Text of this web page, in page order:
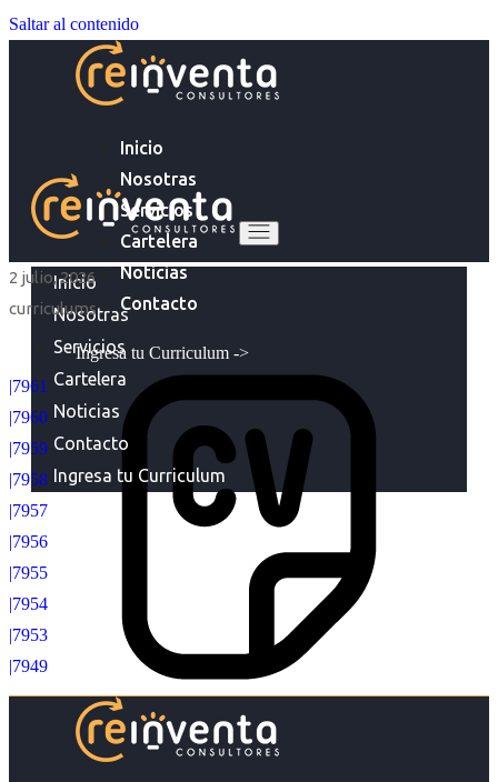
Saltar al contenido
Inicio
Nosotras
Servicios
Cartelera
Noticias
Contacto
Ingresa tu Curriculum ->
Inicio
Nosotras
Servicios
Cartelera
Noticias
Contacto
Ingresa tu Curriculum
2 julio, 2026
curriculums
|7961
|7960
|7959
|7958
|7957
|7956
|7955
|7954
|7953
|7949